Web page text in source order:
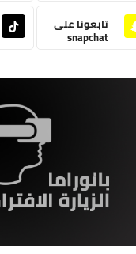
تابعونا على
snapchat